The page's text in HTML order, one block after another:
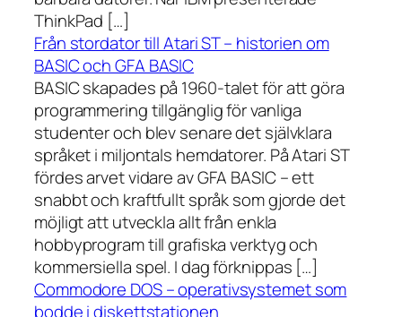
ThinkPad […]
Från stordator till Atari ST – historien om
BASIC och GFA BASIC
BASIC skapades på 1960-talet för att göra
programmering tillgänglig för vanliga
studenter och blev senare det självklara
språket i miljontals hemdatorer. På Atari ST
fördes arvet vidare av GFA BASIC – ett
snabbt och kraftfullt språk som gjorde det
möjligt att utveckla allt från enkla
hobbyprogram till grafiska verktyg och
kommersiella spel. I dag förknippas […]
Commodore DOS – operativsystemet som
bodde i diskettstationen